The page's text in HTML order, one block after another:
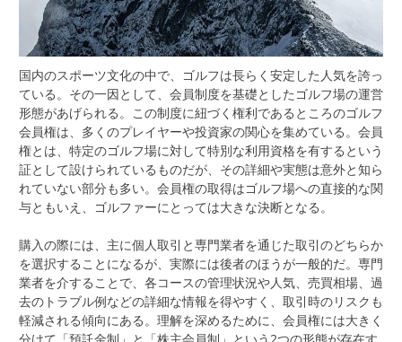
国内のスポーツ文化の中で、ゴルフは長らく安定した人気を誇っ
ている。 その一因として、会員制度を基礎としたゴルフ場の運営
形態があげられる。この制度に紐づく権利であるところのゴルフ
会員権は、多くのプレイヤーや投資家の関心を集めている。会員
権とは、特定のゴルフ場に対して特別な利用資格を有するという
証として設けられているものだが、その詳細や実態は意外と知ら
れていない部分も多い。会員権の取得はゴルフ場への直接的な関
与ともいえ、ゴルファーにとっては大きな決断となる。
購入の際には、主に個人取引と専門業者を通じた取引のどちらか
を選択することになるが、実際には後者のほうが一般的だ。専門
業者を介することで、各コースの管理状況や人気、売買相場、過
去のトラブル例などの詳細な情報を得やすく、取引時のリスクも
軽減される傾向にある。理解を深めるために、会員権には大きく